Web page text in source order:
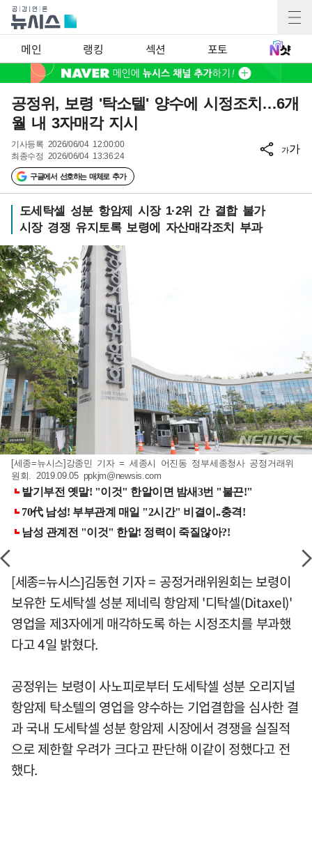
메인 랭킹 섹션 포토
공정위, 보령 '탁소텔' 양수에 시정조치…6개
월 내 3자매각 지시
기사등록 2026/06/04 12:00:00
최종수정 2026/06/04 13:36:24
구글에서 선호하는 매체로 추가
가가
도세탁셀 성분 항암제 시장 1·2위 간 결합 불가
시장 경쟁 유지토록 보령에 자산매각조치 부과
[세종=뉴시스]강종민 기자 = 세종시 어진동 정부세종청사 공정거래위
원회. 2019.09.05 ppkjm@newsis.com
[세종=뉴시스]김동현 기자 = 공정거래위원회는 보령이
보유한 도세탁셀 성분 제네릭 항암제 '디탁셀(Ditaxel)'
영업을 제3자에게 매각하도록 하는 시정조치를 부과했
다고 4일 밝혔다.
공정위는 보령이 사노피로부터 도세탁셀 성분 오리지널
항암제 탁소텔의 영업을 양수하는 기업결합을 심사한 결
과 국내 도세탁셀 성분 항암제 시장에서 경쟁을 실질적
으로 제한할 우려가 크다고 판단해 이같이 정했다고 전
했다.